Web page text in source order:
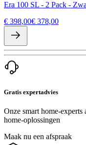
Era 100 SL - 2 Pack -
€ 398,00€ 378,00
Gratis expertadvies
Onze smart home-
home-oplossingen
Maak nu een afspraak